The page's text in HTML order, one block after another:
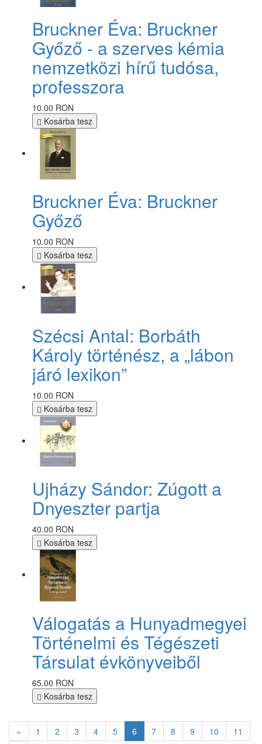
Bruckner Éva: Bruckner
Győző - a szerves kémia
nemzetközi hírű tudósa,
professzora
10.00 RON
Kosárba tesz
Bruckner Éva: Bruckner
Győző
10.00 RON
Kosárba tesz
Szécsi Antal: Borbáth
Károly történész, a „lábon
járó lexikon”
10.00 RON
Kosárba tesz
Ujházy Sándor: Zúgott a
Dnyeszter partja
40.00 RON
Kosárba tesz
Válogatás a Hunyadmegyei
Történelmi és Tégészeti
Társulat évkönyveiből
65.00 RON
Kosárba tesz
« 1 2 3 4 5 6 7 8 9 10
11